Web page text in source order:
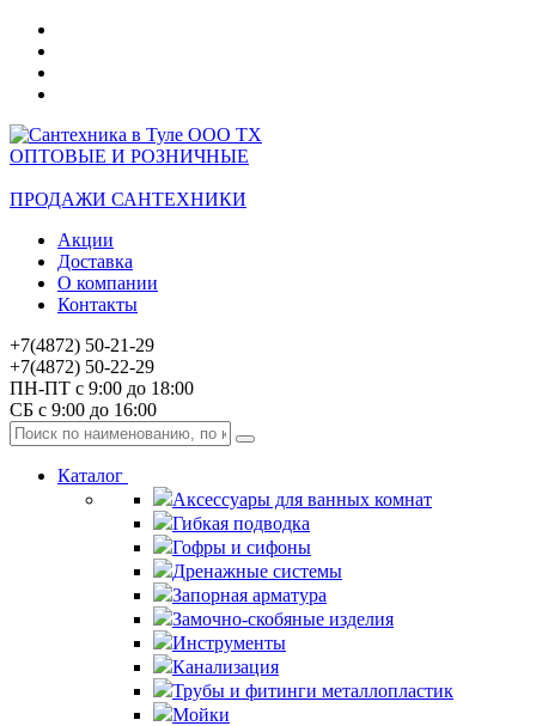
ОПТОВЫЕ И РОЗНИЧНЫЕ
ПРОДАЖИ САНТЕХНИКИ
Акции
Доставка
О компании
Контакты
+7(4872) 50-21-29
+7(4872) 50-22-29
ПН-ПТ с 9:00 до 18:00
СБ с 9:00 до 16:00
Каталог
Аксессуары для ванных комнат
Гибкая подводка
Гофры и сифоны
Дренажные системы
Запорная арматура
Замочно-скобяные изделия
Инструменты
Канализация
Трубы и фитинги металлопластик
Мойки